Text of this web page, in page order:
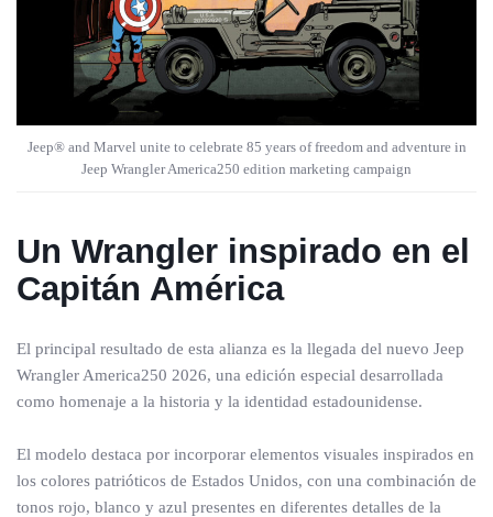
Jeep® and Marvel unite to celebrate 85 years of freedom and adventure in
Jeep Wrangler America250 edition marketing campaign
Un Wrangler inspirado en el
Capitán América
El principal resultado de esta alianza es la llegada del nuevo Jeep
Wrangler America250 2026, una edición especial desarrollada
como homenaje a la historia y la identidad estadounidense.
El modelo destaca por incorporar elementos visuales inspirados en
los colores patrióticos de Estados Unidos, con una combinación de
tonos rojo, blanco y azul presentes en diferentes detalles de la